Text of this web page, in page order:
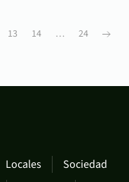
13 14 … 24
Locales
Sociedad